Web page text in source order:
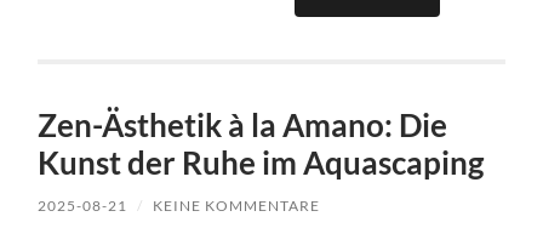
Zen-Ästhetik à la Amano: Die
Kunst der Ruhe im Aquascaping
2025-08-21 / KEINE KOMMENTARE